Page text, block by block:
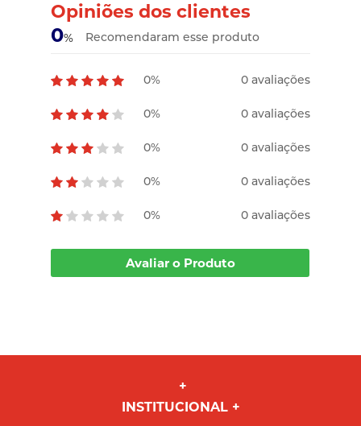
Opiniões dos clientes
0% Recomendaram esse produto
0% 0 avaliações
0% 0 avaliações
0% 0 avaliações
0% 0 avaliações
0% 0 avaliações
Avaliar o Produto
INSTITUCIONAL